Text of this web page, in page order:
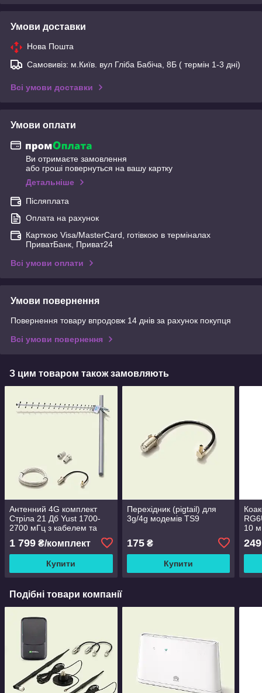
Умови доставки
Нова Пошта
Самовивіз: м.Київ. вул Гліба Бабіча, 8Б ( термін 1-3 дні)
Всі умови доставки
Умови оплати
Ви отримаєте замовлення
або гроші повернуться на вашу картку
Детальніше
Післяплата
Оплата на рахунок
Карткою Visa/MasterCard, готівкою в терміналах
ПриватБанк, Приват24
Всі умови оплати
Умови повернення
Повернення товару впродовж 14 днів за рахунок покупця
Всі умови повернення
З цим товаром також замовляють
Антенний 4G комплект
Стріла 21 Дб Yust 1700-
2700 мГц з кабелем та
1 799 ₴/комплект
Купити
Перехідник (pigtail) для
3g/4g модемів TS9
175₴
Купити
10 м
249
Подібні товари компанії